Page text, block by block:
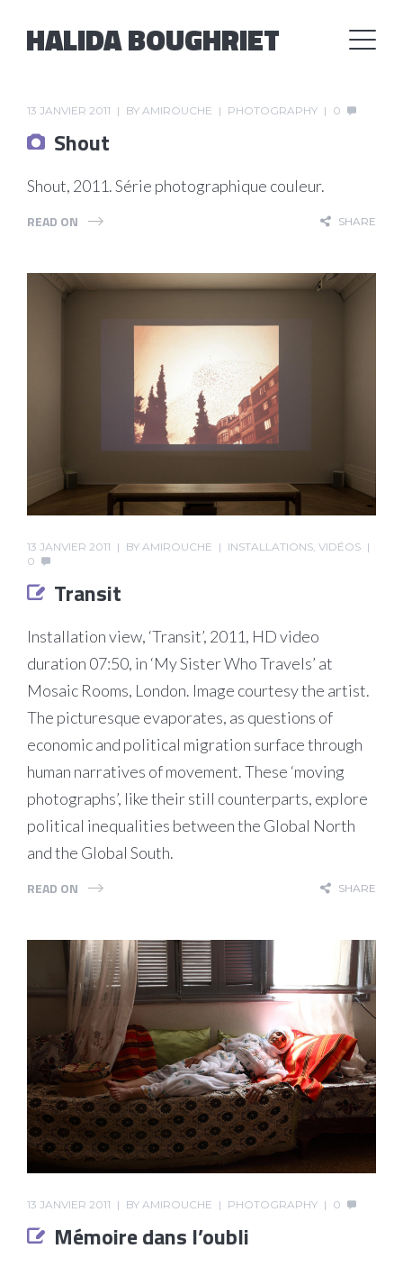
HALIDA BOUGHRIET
13 JANVIER 2011 BY AMIROUCHE PHOTOGRAPHY 0
Shout
Shout, 2011. Série photographique couleur.
READ ON SHARE
13 JANVIER 2011 BY AMIROUCHE INSTALLATIONS VIDÉOS
0
Transit
Installation view, ‘Transit’, 2011, HD video
duration 07:50, in ‘My Sister Who Travels’ at
Mosaic Rooms, London. Image courtesy the artist.
The picturesque evaporates, as questions of
economic and political migration surface through
human narratives of movement. These ‘moving
photographs’, like their still counterparts, explore
political inequalities between the Global North
and the Global South.
READ ON SHARE
13 JANVIER 2011 BY AMIROUCHE PHOTOGRAPHY 0
Mémoire dans l’oubli